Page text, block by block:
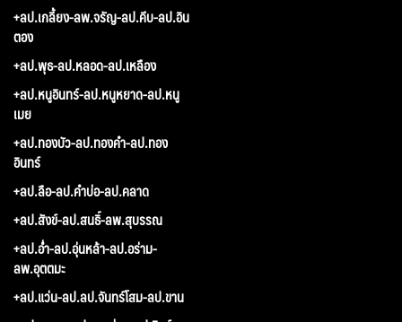
+ลป.เกลี้ยง-ลพ.จรัญ-ลป.คีบ-ลป.อิน
ตอง
+ลป.พุธ-ลป.หลอด-ลป.เหลือง
+ลป.หนูอินทร์-ลป.หนูหยาด-ลป.หนู
เมย
+ลป.ทองบัว-ลป.ทองคำ-ลป.ทอง
อินทร์
+ลป.ลือ-ลป.คำบ่อ-ลป.คลาด
+ลป.สังข์-ลป.สนธิ์-ลพ.สุบรรณ
+ลป.อ่ำ-ลป.อุ่นหล้า-ลป.อร่าม-
ลพ.อุตตมะ
+ลป.แว่น-ลป.ลป.จันทร์โสม-ลป.ขาน